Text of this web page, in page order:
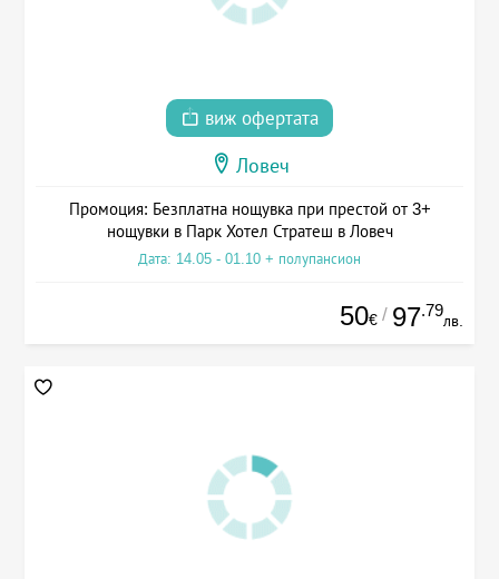
виж офертата
Ловеч
Промоция: Безплатна нощувка при престой от 3+
нощувки в Парк Хотел Стратеш в Ловеч
Дата: 14.05 - 01.10 + полупансион
50€ / 97.79
лв.